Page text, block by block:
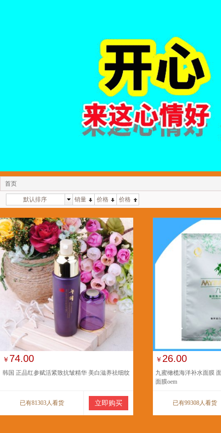
首页
默认排序 销量 价格 价格
￥ 74.00
韩国 正品红参赋活紧致抗皱精华 美白滋养祛细纹
已有81303人看货 立即购买
￥ 26.00
九蜜橄榄海洋补水面膜
面膜oem
已有99308人看货